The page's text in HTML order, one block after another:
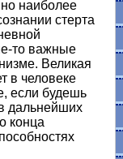
наиболее
стерта
то важные
Великая
в человеке
если будешь
дальнейших
конца